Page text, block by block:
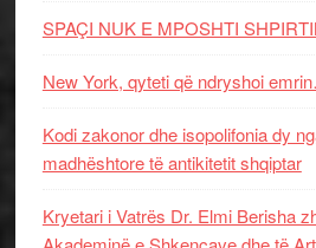
SPAÇI NUK E MPOSHTI
New York, qyteti që ndryshoi
Kodi zakonor dhe isopolifonia dy
madhështore të antikitetit shqiptar
Kryetari i Vatrës Dr. Elmi Berisha